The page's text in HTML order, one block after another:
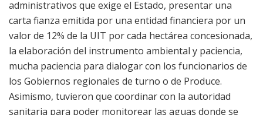
administrativos que exige el Estado, presentar una
carta fianza emitida por una entidad financiera por un
valor de 12% de la UIT por cada hectárea concesionada,
la elaboración del instrumento ambiental y paciencia,
mucha paciencia para dialogar con los funcionarios de
los Gobiernos regionales de turno o de Produce.
Asimismo, tuvieron que coordinar con la autoridad
sanitaria para poder monitorear las aguas donde se